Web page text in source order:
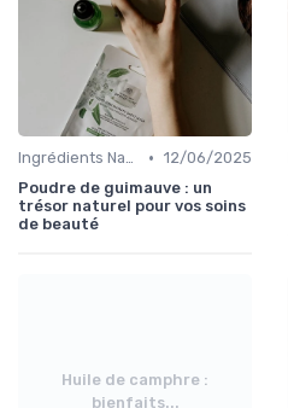
Ingrédients Naturels et Leurs Propriétés • 12/06/2025
Poudre de guimauve : un
trésor naturel pour vos soins
de beauté
Huile de camphre :
bienfaits...